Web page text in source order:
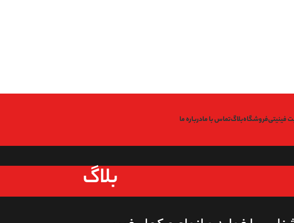
فینیتیفروشگاهبلاگتماس با مادرباره ما
بلاگ